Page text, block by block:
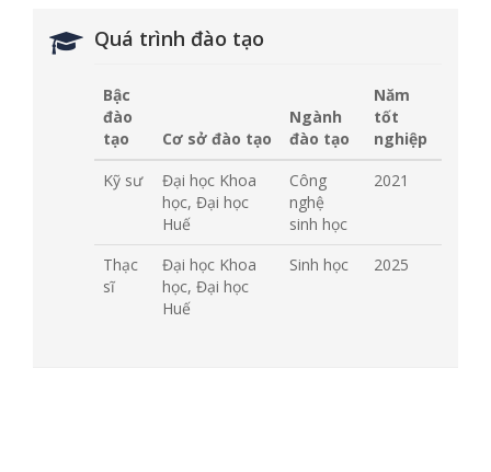
Quá trình đào tạo
Bậc
đào
tạo
Cơ sở đào tạo
Ngành
đào tạo
Năm
tốt
nghiệp
Kỹ sư
Đại học Khoa
học, Đại học
Huế
Công
nghệ
sinh học
2021
Thạc
sĩ
Đại học Khoa
học, Đại học
Huế
Sinh học 2025